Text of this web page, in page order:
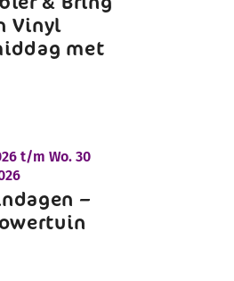
Vinyl
met
t/mWo. 30
–